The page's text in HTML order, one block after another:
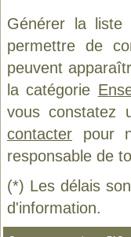
Générer la
permettre de
peuvent
la catégorie
vous constatez
contacter pour
responsable de
(*) Les délais
d'information.